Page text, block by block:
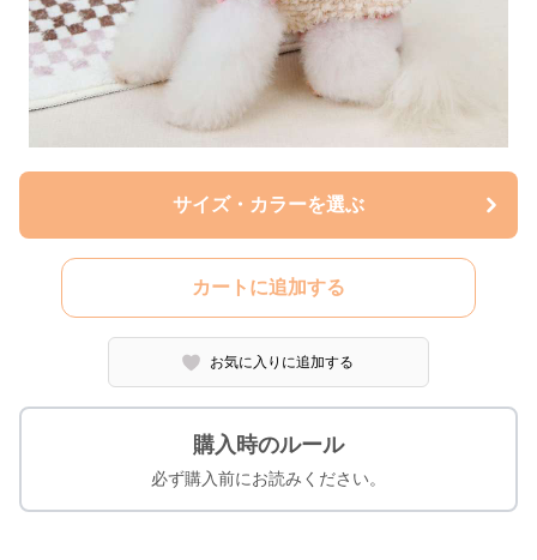
サイズ・カラーを選ぶ
カートに追加する
お気に入りに追加する
購入時のルール
必ず購入前にお読みください。